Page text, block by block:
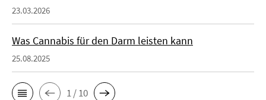
23.03.2026
Was Cannabis für den Darm leisten kann
25.08.2025
1 / 10